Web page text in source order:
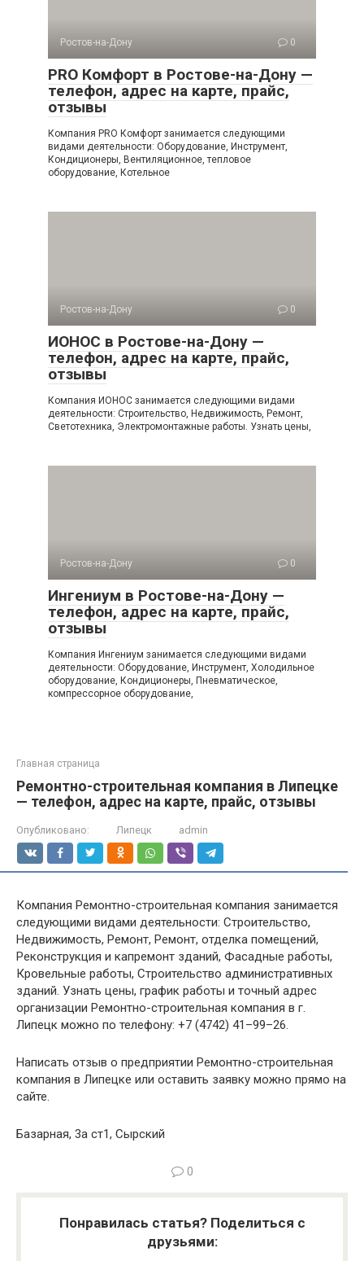
Ростов-на-Дону 0
PRO Комфорт в Ростове-на-Дону —
телефон, адрес на карте, прайс,
отзывы
Компания PRO Комфорт занимается следующими
видами деятельности: Оборудование, Инструмент,
Кондиционеры, Вентиляционное, тепловое
оборудование, Котельное
Ростов-на-Дону 0
ИОНОС в Ростове-на-Дону —
телефон, адрес на карте, прайс,
отзывы
Компания ИОНОС занимается следующими видами
деятельности: Строительство, Недвижимость, Ремонт,
Светотехника, Электромонтажные работы. Узнать цены,
Ростов-на-Дону 0
Ингениум в Ростове-на-Дону —
телефон, адрес на карте, прайс,
отзывы
Компания Ингениум занимается следующими видами
деятельности: Оборудование, Инструмент, Холодильное
оборудование, Кондиционеры, Пневматическое,
компрессорное оборудование,
Главная страница
Ремонтно-строительная компания в Липецке
— телефон, адрес на карте, прайс, отзывы
Опубликовано: Липецк admin
Компания Ремонтно-строительная компания занимается
следующими видами деятельности: Строительство,
Недвижимость, Ремонт, Ремонт, отделка помещений,
Реконструкция и капремонт зданий, Фасадные работы,
Кровельные работы, Строительство административных
зданий. Узнать цены, график работы и точный адрес
организации Ремонтно-строительная компания в г.
Липецк можно по телефону: +7 (4742) 41–99–26.
Написать отзыв о предприятии Ремонтно-строительная
компания в Липецке или оставить заявку можно прямо на
сайте.
Базарная, 3а ст1, Сырский
0
Понравилась статья? Поделиться с
друзьями: